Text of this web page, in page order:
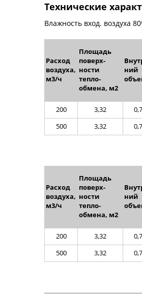
Технические
Влажность вход. воздуха
Расход
воздуха,
м3/ч
Площадь
поверх­
ности
тепло­
обмена, м2
ний
200 3,32
500
3,32
Расход
воздуха,
м3/ч
Площадь
поверх­
ности
тепло­
обмена, м2
ний
200 3,32
500
3,32